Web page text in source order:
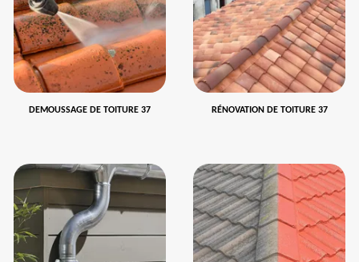
DEMOUSSAGE DE TOITURE 37 RÉNOVATION DE TOITURE 37